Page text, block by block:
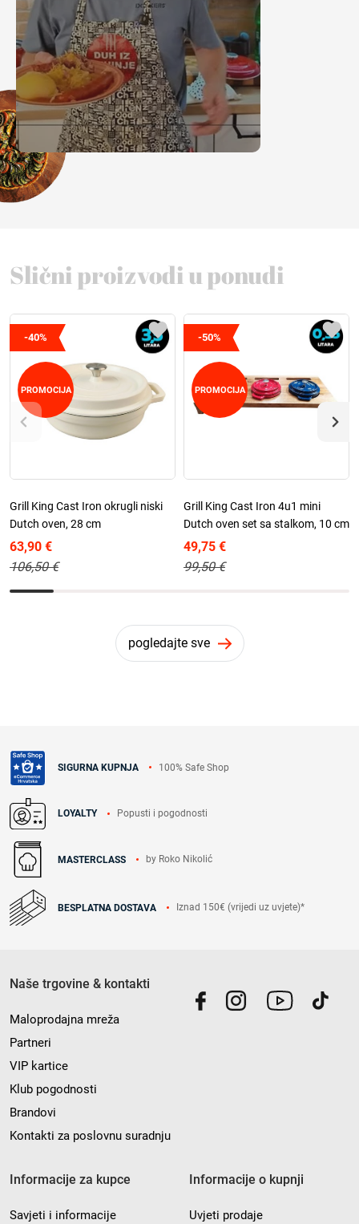
Slični proizvodi u ponudi
-40%
PROMOCIJA
Grill King Cast Iron okrugli niski
Dutch oven, 28 cm
63,90 €
106,50 €
-50%
PROMOCIJA
Grill King Cast Iron 4u1 mini
Dutch oven set sa stalkom, 10 cm
49,75 €
99,50 €
pogledajte sve
SIGURNA KUPNJA 100% Safe Shop
LOYALTY Popusti i pogodnosti
MASTERCLASS by Roko Nikolić
BESPLATNA DOSTAVA Iznad 150€ (vrijedi uz uvjete)*
Naše trgovine & kontakti
Maloprodajna mreža
Partneri
VIP kartice
Klub pogodnosti
Brandovi
Kontakti za poslovnu suradnju
Informacije za kupce
Savjeti i informacije
Informacije o kupnji
Uvjeti prodaje